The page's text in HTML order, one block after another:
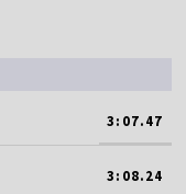
3:07.47
3:08.24